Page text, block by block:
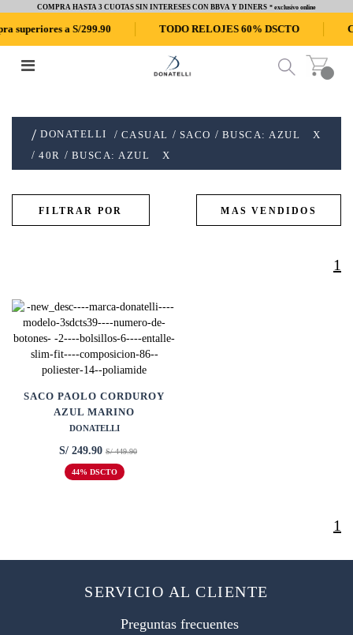
COMPRA HASTA 3 CUOTAS SIN INTERESES CON BBVA Y DINERS * exclusivo online
a S/299.90 TODO RELOJES 60% DSCTO
DONATELLI CASUAL SACO BUSCA: AZUL
X
40R
BUSCA: AZUL X
1
SACO PAOLO CORDUROY
AZUL MARINO
DONATELLI
S/ 249.90 S/ 449.90
44% DSCTO
1
SERVICIO AL CLIENTE
Preguntas frecuentes